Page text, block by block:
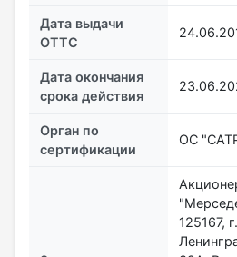
Дата выдачи
ОТТС
Дата окончания
срока действия
Орган по
сертификации
ОС
125167,